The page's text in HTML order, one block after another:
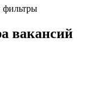
фильтры
вакансий